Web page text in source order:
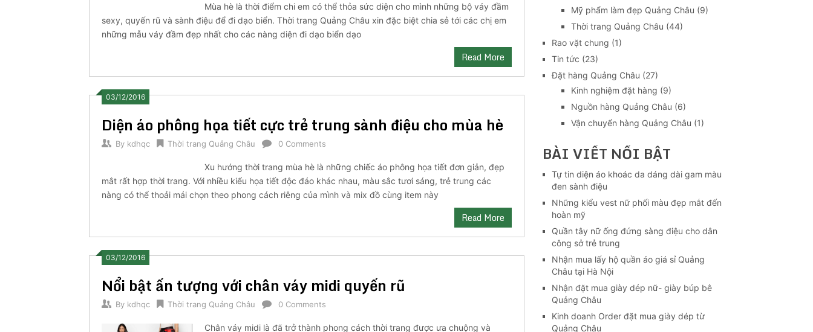
Mùa hè là thời điểm chi em có thể thỏa sức diện cho mình những bộ váy đầm
sexy, quyến rũ và sành điệu để đi dạo biển. Thời trang Quảng Châu xin đặc biệt chia sẻ tới các chị em
những mẫu váy đầm đẹp nhất cho các nàng diện đi dạo biển dạo
Read More
03/12/2016
Diện áo phông họa tiết cực trẻ trung sành điệu cho mùa hè
By kdhqc Thời trang Quảng Châu 0 Comments
Xu hướng thời trang mùa hè là những chiếc áo phông họa tiết đơn giản, đẹp
mắt rất hợp thời trang. Với nhiều kiểu họa tiết độc đáo khác nhau, màu sắc tươi sáng, trẻ trung các
nàng có thể thoải mái chọn theo phong cách riêng của mình và mix đồ cùng item này
Read More
03/12/2016
Nổi bật ấn tượng với chân váy midi quyến rũ
By kdhqc Thời trang Quảng Châu 0 Comments
Chân váy midi là đã trở thành phong cách thời trang được ưa chuộng và
Mỹ phẩm làm đẹp Quảng Châu (9)
Thời trang Quảng Châu (44)
Rao vặt chung (1)
Tin tức (23)
Đặt hàng Quảng Châu (27)
Kinh nghiệm đặt hàng (9)
Nguồn hàng Quảng Châu (6)
Vận chuyển hàng Quảng Châu (1)
BÀI VIẾT NỔI BẬT
Tự tin diện áo khoác da dáng dài gam màu
đen sành điệu
Những kiểu vest nữ phối màu đẹp mắt đến
hoàn mỹ
Quần tây nữ ống đứng sàng điệu cho dân
công sở trẻ trung
Nhận mua lấy hộ quần áo giá sỉ Quảng
Châu tại Hà Nội
Nhận đặt mua giày dép nữ- giày búp bê
Quảng Châu
Kinh doanh Order đặt mua giày dép từ
Quảng Châu